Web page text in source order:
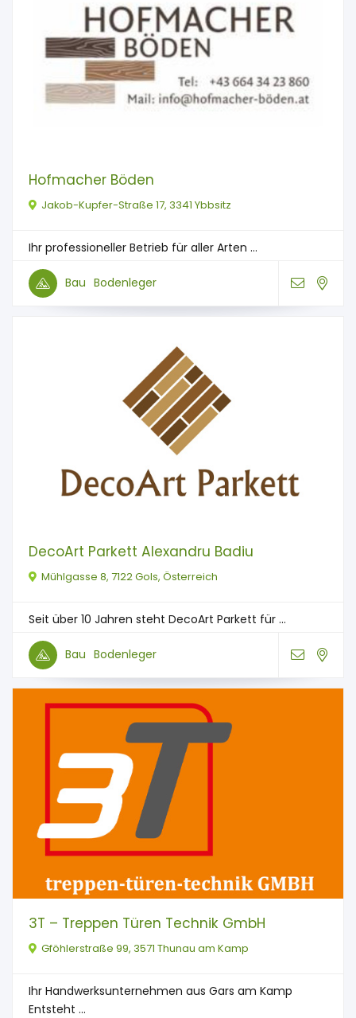
Hofmacher Böden
Jakob-Kupfer-Straße 17, 3341 Ybbsitz
Ihr professioneller Betrieb für aller Arten ...
Bau Bodenleger
DecoArt Parkett Alexandru Badiu
Mühlgasse 8, 7122 Gols, Österreich
Seit über 10 Jahren steht DecoArt Parkett für ...
Bau Bodenleger
3T – Treppen Türen Technik GmbH
Gföhlerstraße 99, 3571 Thunau am Kamp
Ihr Handwerksunternehmen aus Gars am Kamp
Entsteht ...